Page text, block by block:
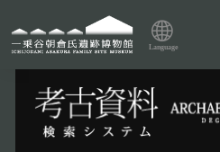
Language
資料データベーストップ